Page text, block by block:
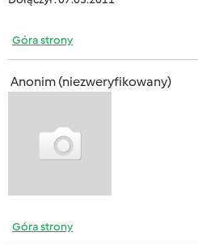
Góra strony
Anonim (niezweryfikowany)
Góra strony